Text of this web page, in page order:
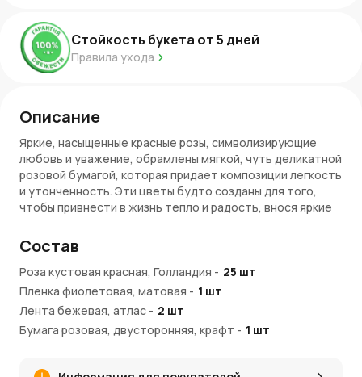
Стойкость букета от5 дней
Правила ухода
Описание
Яркие, насыщенные красные розы, символизирующие
любовь и уважение, обрамлены мягкой, чуть деликатной
розовой бумагой, которая придает композиции легкость
и утонченность. Эти цветы будто созданы для того,
чтобы привнести в жизнь тепло и радость, внося яркие
Символика и особенности букета
Красные розы— это признание в любви, страсти и
глубоком уважении. Они всегда оставляют яркое
впечатление, передавая искренние чувства и эмоции.
Кустовые розыотличает не только их плотность и
Состав
Роза кустовая красная, Голландия - 25 шт
Пленка фиолетовая, матовая - 1 шт
Лента бежевая, атлас - 2 шт
Бумага розовая, двусторонняя, крафт - 1 шт